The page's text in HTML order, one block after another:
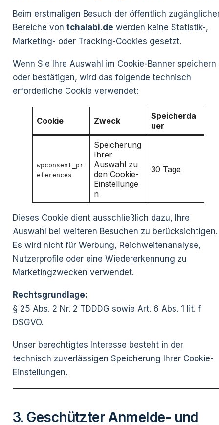
Beim erstmaligen Besuch der öffentlich
Bereiche von tchalabi.de werden keine Statistik-,
Marketing- oder Tracking-Cookies gesetzt.
Wenn Sie Ihre Auswahl im Cookie-Banner speichern
oder bestätigen, wird das folgende technisch
erforderliche Cookie verwendet:
Cookie Zweck
Speicherda
uer
wpconsent_pr
eferences
Speicherung
Ihrer
Auswahl zu
den Cookie-
Einstellunge
n
30 Tage
Dieses Cookie dient ausschließlich dazu, Ihre
Auswahl bei weiteren Besuchen zu berücksichtigen.
Es wird nicht für Werbung, Reichweitenanalyse,
Nutzerprofile oder eine Wiedererkennung zu
Marketingzwecken verwendet.
Rechtsgrundlage:
§ 25 Abs. 2 Nr. 2 TDDDG sowie Art. 6 Abs. 1 lit. f
DSGVO.
Unser berechtigtes Interesse besteht in der
technisch zuverlässigen Speicherung Ihrer Cookie-
Einstellungen.
3. Geschützter Anmelde- und